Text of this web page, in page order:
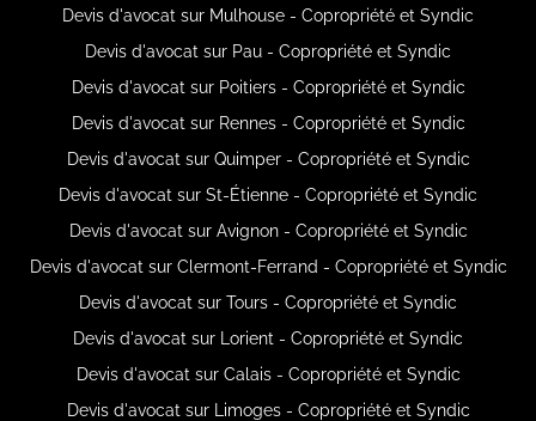
Devis d'avocat sur Mulhouse - Copropriété et Syndic
Devis d'avocat sur Pau - Copropriété et Syndic
Devis d'avocat sur Poitiers - Copropriété et Syndic
Devis d'avocat sur Rennes - Copropriété et Syndic
Devis d'avocat sur Quimper - Copropriété et Syndic
Devis d'avocat sur St-Étienne - Copropriété et Syndic
Devis d'avocat sur Avignon - Copropriété et Syndic
Devis d'avocat sur Clermont-Ferrand - Copropriété et Syndic
Devis d'avocat sur Tours - Copropriété et Syndic
Devis d'avocat sur Lorient - Copropriété et Syndic
Devis d'avocat sur Calais - Copropriété et Syndic
Devis d'avocat sur Limoges - Copropriété et Syndic